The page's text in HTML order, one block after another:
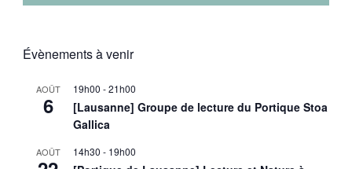
Évènements à venir
AOÛT
6
19h00 -21h00
[Lausanne] Groupe de lecture du Portique Stoa
Gallica
AOÛT 14h30 - 19h00